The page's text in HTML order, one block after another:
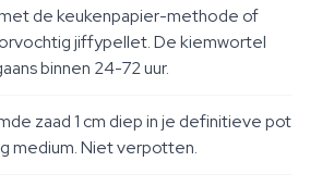
de keukenpapier-methode of
jiffypellet. De kiemwortel
binnen 24-72 uur.
zaad 1 cm diep in je definitieve pot
medium. Niet verpotten.